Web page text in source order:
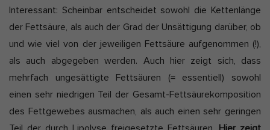
Interessant: Scheinbar entscheidet sowohl die Kettenlänge
der Fettsäure, als auch der Grad der Unsättigung darüber, ob
und wie viel von der jeweiligen Fettsäure aufgenommen (!),
als auch abgegeben werden. Auch hier zeigt sich, dass
mehrfach ungesättigte Fettsäuren (= essentiell) sowohl
einen sehr niedrigen Teil der Gesamt-Fettsäurekomposition
des Fettgewebes ausmachen, als auch einen sehr geringen